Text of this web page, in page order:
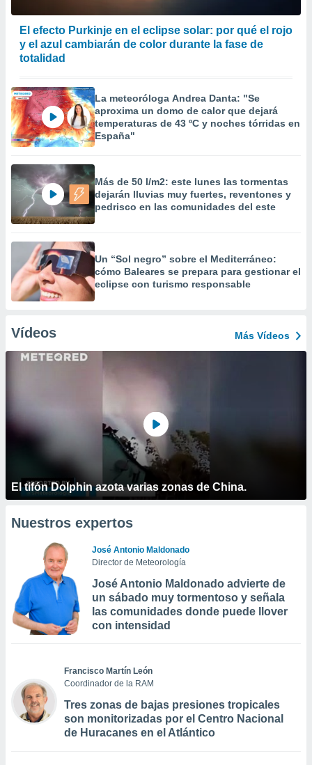
El efecto Purkinje en el eclipse solar: por qué el rojo
y el azul cambiarán de color durante la fase de
totalidad
La meteoróloga Andrea Danta: "Se
aproxima un domo de calor que dejará
temperaturas de 43 ºC y noches tórridas en
España"
Más de 50 l/m2: este lunes las tormentas
dejarán lluvias muy fuertes, reventones y
pedrisco en las comunidades del este
Un “Sol negro” sobre el Mediterráneo:
cómo Baleares se prepara para gestionar el
eclipse con turismo responsable
Vídeos Más Vídeos
El tifón Dolphin azota varias zonas de China.
Nuestros expertos
José Antonio Maldonado
Director de Meteorología
José Antonio Maldonado advierte de
un sábado muy tormentoso y señala
las comunidades donde puede llover
con intensidad
Francisco Martín León
Coordinador de la RAM
Tres zonas de bajas presiones tropicales
son monitorizadas por el Centro Nacional
de Huracanes en el Atlántico